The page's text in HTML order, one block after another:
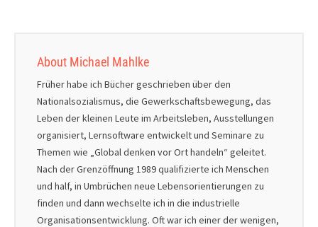
About Michael Mahlke
Früher habe ich Bücher geschrieben über den
Nationalsozialismus, die Gewerkschaftsbewegung, das
Leben der kleinen Leute im Arbeitsleben, Ausstellungen
organisiert, Lernsoftware entwickelt und Seminare zu
Themen wie „Global denken vor Ort handeln“ geleitet.
Nach der Grenzöffnung 1989 qualifizierte ich Menschen
und half, in Umbrüchen neue Lebensorientierungen zu
finden und dann wechselte ich in die industrielle
Organisationsentwicklung. Oft war ich einer der wenigen,